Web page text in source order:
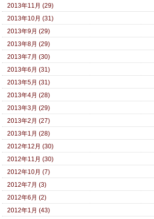
2013年11月 (29)
2013年10月 (31)
2013年9月 (29)
2013年8月 (29)
2013年7月 (30)
2013年6月 (31)
2013年5月 (31)
2013年4月 (28)
2013年3月 (29)
2013年2月 (27)
2013年1月 (28)
2012年12月 (30)
2012年11月 (30)
2012年10月 (7)
2012年7月 (3)
2012年6月 (2)
2012年1月 (43)